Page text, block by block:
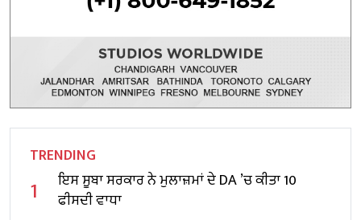
TRENDING
1
ਇਸ ਸੂਬਾ ਸਰਕਾਰ ਨੇ ਮੁਲਾਜ਼ਮਾਂ ਦੇ DA ’ਚ ਕੀਤਾ 10
ਫੀਸਦੀ ਵਾਧਾ